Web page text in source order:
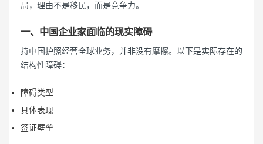
局，理由不是移民，而是竞争力。
一、中国企业家面临的现实障碍
持中国护照经营全球业务，并非没有摩擦。以下是实际存在的
结构性障碍：
障碍类型
具体表现
签证壁垒